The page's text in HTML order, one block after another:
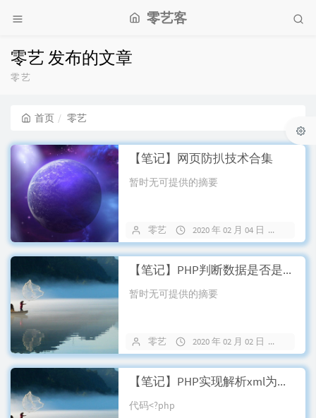
零艺客
零艺 发布的文章
零艺
首页 零艺
【笔记】网页防扒技术合集
暂时无可提供的摘要
零艺 2020 年 02 月 04 日
【笔记】PHP判断数据是否是XML格式
暂时无可提供的摘要
零艺 2020 年 02 月 02 日
【笔记】PHP实现解析xml为数组方法
代码<?php